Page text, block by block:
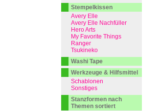
Stempelkissen
Avery Elle
Avery Elle Nachfüller
Hero Arts
My Favorite Things
Ranger
Tsukineko
Washi Tape
Werkzeuge & Hilfsmittel
Schablonen
Sonstiges
Stanzformen nach
Themen sortiert